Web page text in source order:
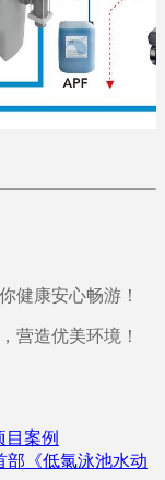
健康安心畅游！
营造优美环境！
案例
部《低氯泳池水动